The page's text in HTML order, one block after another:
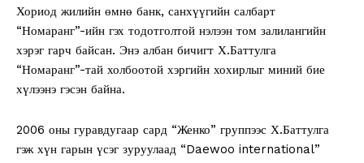
Хориод жилийн өмнө банк, санхүүгийн салбарт
“Номаранг”-ийн гэх тодотголтой нэлээн том залилангийн
хэрэг гарч байсан. Энэ албан бичигт Х.Баттулга
“Номаранг”-тай холбоотой хэргийн хохирлыг миний бие
хүлээнэ гэсэн байна.
2006 оны гуравдугаар сард “Женко” группээс Х.Баттулга
гэж хүн гарын үсэг зуруулаад “Daewoo international”